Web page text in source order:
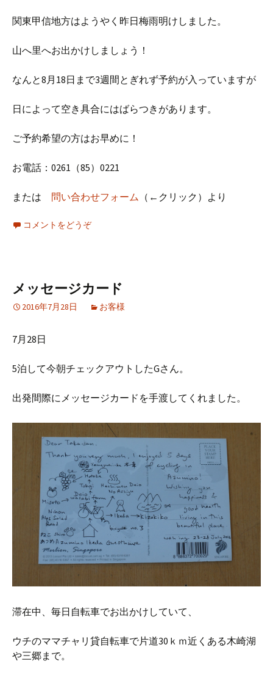
関東甲信地方はようやく昨日梅雨明けしました。
山へ里へお出かけしましょう！
なんと8月18日まで3週間とぎれず予約が入っていますが
日によって空き具合にはばらつきがあります。
ご予約希望の方はお早めに！
お電話：0261（85）0221
または 問い合わせフォーム （←クリック）より
コメントをどうぞ
メッセージカード
2016年7月28日 お客様
7月28日
5泊して今朝チェックアウトしたGさん。
出発間際にメッセージカードを手渡してくれました。
滞在中、毎日自転車でお出かけしていて、
ウチのママチャリ貸自転車で片道30ｋｍ近くある木崎湖
や三郷まで。